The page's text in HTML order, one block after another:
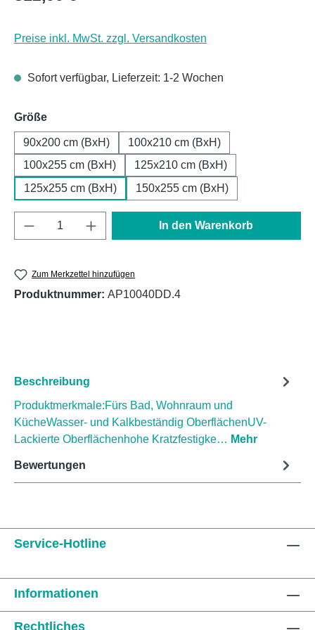
Preise inkl. MwSt. zzgl. Versandkosten
Sofort verfügbar, Lieferzeit: 1-2 Wochen
Größeauswählen
90x200 cm (BxH)
100x210 cm (BxH)
100x255 cm (BxH)
125x210 cm (BxH)
125x255 cm (BxH)
150x255 cm (BxH)
Produkt Anzahl: Gib den gewünschten
In den Warenkorb
Zum Merkzettel hinzufügen
Produktnummer: AP10040DD.4
Beschreibung
Produktmerkmale:Fürs Bad, Wohnraum und
KücheWasser- und Kalkbeständig OberflächenUV-
Lackierte Oberflächenhohe Kratzfestigke… Mehr
Bewertungen
Service-Hotline
Informationen
Rechtliches